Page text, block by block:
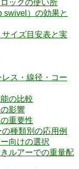
ックの使い所
swivel）の効果と
イズ目安表と実
ス・線径・コー
の比較
影響
重要性
種類別の応用例
向けの選択
ルアーでの重量配